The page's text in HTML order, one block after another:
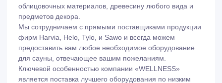
облицовочных материалов, древесину любого вида и
предметов декора.
Мы сотрудничаем с прямыми поставщиками продукции
фирм Harvia, Helo, Tylo, и Sawo и всегда можем
предоставить вам любое необходимое оборудование
для сауны, отвечающее вашим пожеланиям.
Ключевой особенностью компании «WELLNESS»
является поставка лучшего оборудования по низким